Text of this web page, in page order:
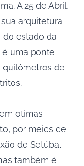
A 25 de Abril,
arquitetura
do estado da
é uma ponte
quilômetros de
ótimas
por meios de
de Setúbal
também é